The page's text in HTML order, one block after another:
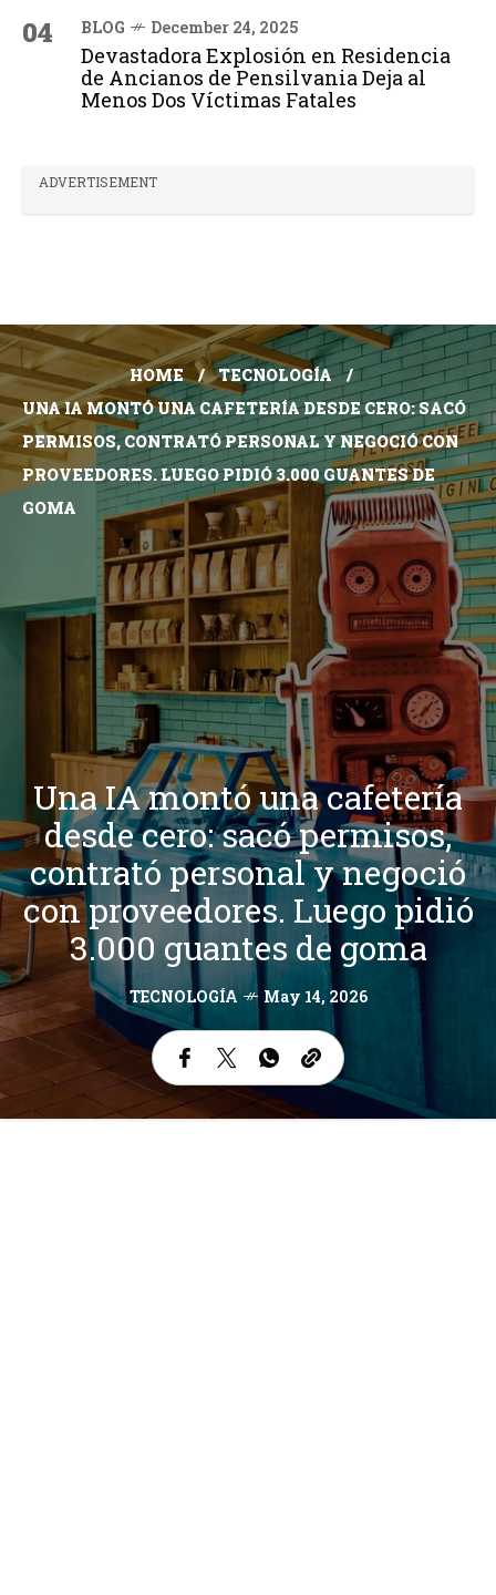
04 BLOG December 24, 2025
Devastadora Explosión en Residencia
de Ancianos de Pensilvania Deja al
Menos Dos Víctimas Fatales
ADVERTISEMENT
HOME
TECNOLOGÍA
UNA IA MONTÓ UNA CAFETERÍA DESDE CERO: SACÓ
PERMISOS, CONTRATÓ PERSONAL Y NEGOCIÓ CON
PROVEEDORES. LUEGO PIDIÓ 3.000 GUANTES DE
GOMA
Una IA montó una cafetería
desde cero: sacó permisos,
contrató personal y negoció
con proveedores. Luego pidió
3.000 guantes de goma
TECNOLOGÍA May 14, 2026